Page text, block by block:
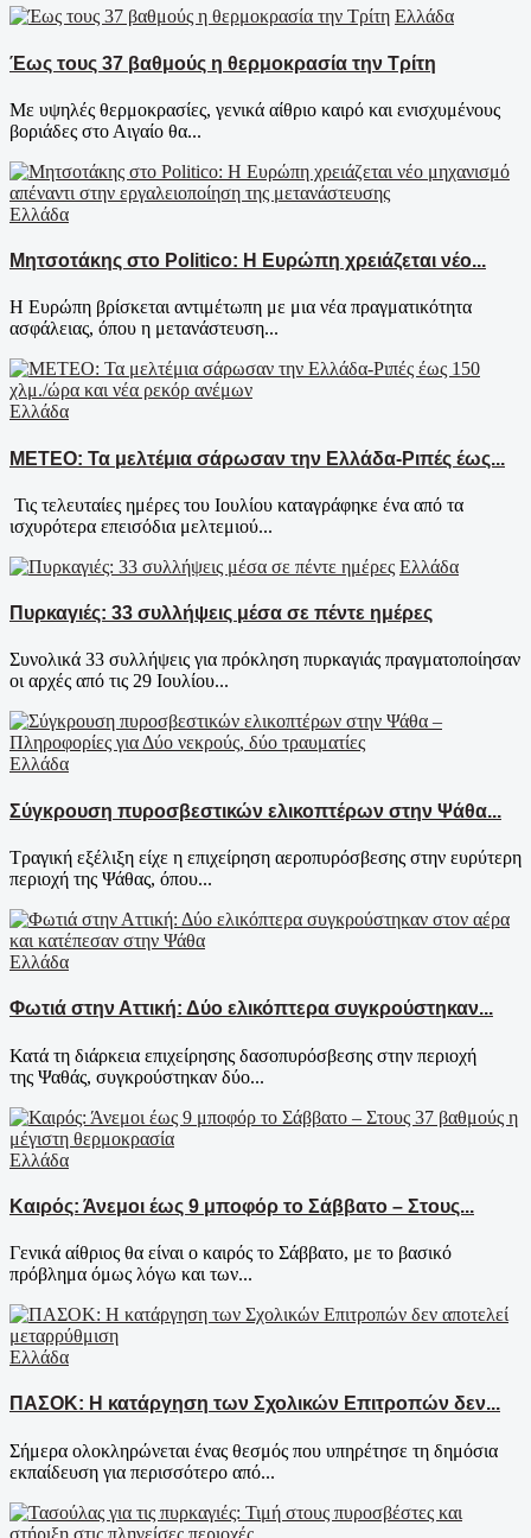
Ελλάδα
Έως τους 37 βαθμούς η θερμοκρασία την Τρίτη
Με υψηλές θερμοκρασίες, γενικά αίθριο καιρό και ενισχυμένους
βοριάδες στο Αιγαίο θα...
Ελλάδα
Μητσοτάκης στο Politico: Η Ευρώπη χρειάζεται νέο...
Η Ευρώπη βρίσκεται αντιμέτωπη με μια νέα πραγματικότητα
ασφάλειας, όπου η μετανάστευση...
Ελλάδα
ΜΕΤΕΟ: Τα μελτέμια σάρωσαν την Ελλάδα-Ριπές έως...
Τις τελευταίες ημέρες του Ιουλίου καταγράφηκε ένα από τα
ισχυρότερα επεισόδια μελτεμιού...
Ελλάδα
Πυρκαγιές: 33 συλλήψεις μέσα σε πέντε ημέρες
Συνολικά 33 συλλήψεις για πρόκληση πυρκαγιάς πραγματοποίησαν
οι αρχές από τις 29 Ιουλίου...
Ελλάδα
Σύγκρουση πυροσβεστικών ελικοπτέρων στην Ψάθα...
Τραγική εξέλιξη είχε η επιχείρηση αεροπυρόσβεσης στην ευρύτερη
περιοχή της Ψάθας, όπου...
Ελλάδα
Φωτιά στην Αττική: Δύο ελικόπτερα συγκρούστηκαν...
Κατά τη διάρκεια επιχείρησης δασοπυρόσβεσης στην περιοχή
της Ψαθάς, συγκρούστηκαν δύο...
Ελλάδα
Καιρός: Άνεμοι έως 9 μποφόρ το Σάββατο – Στους...
Γενικά αίθριος θα είναι ο καιρός το Σάββατο, με το βασικό
πρόβλημα όμως λόγω και των...
Ελλάδα
ΠΑΣΟΚ: Η κατάργηση των Σχολικών Επιτροπών δεν...
Σήμερα ολοκληρώνεται ένας θεσμός που υπηρέτησε τη δημόσια
εκπαίδευση για περισσότερο από...